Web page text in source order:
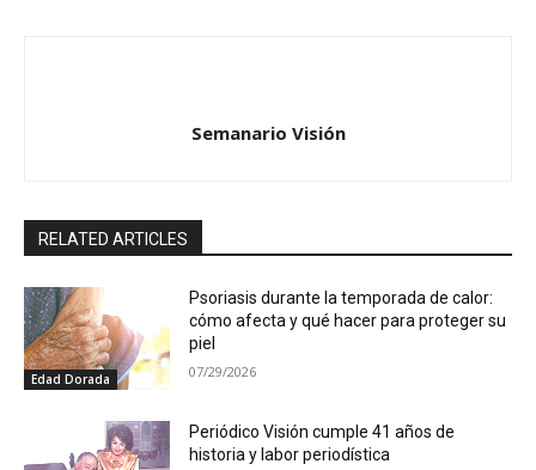
Semanario Visión
RELATED ARTICLES
Edad Dorada
Psoriasis durante la temporada de calor:
cómo afecta y qué hacer para proteger su
piel
07/29/2026
Periódico Visión cumple 41 años de
historia y labor periodística